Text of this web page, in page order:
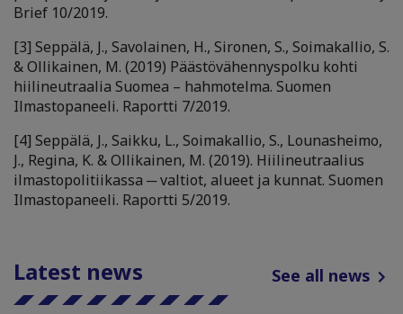
Brief 10/2019.
[3] Seppälä, J., Savolainen, H., Sironen, S., Soimakallio, S.
& Ollikainen, M. (2019) Päästövähennyspolku kohti
hiilineutraalia Suomea – hahmotelma. Suomen
Ilmastopaneeli. Raportti 7/2019.
[4] Seppälä, J., Saikku, L., Soimakallio, S., Lounasheimo,
J., Regina, K. & Ollikainen, M. (2019). Hiilineutraalius
ilmastopolitiikassa ─ valtiot, alueet ja kunnat. Suomen
Ilmastopaneeli. Raportti 5/2019.
Latest news See all news